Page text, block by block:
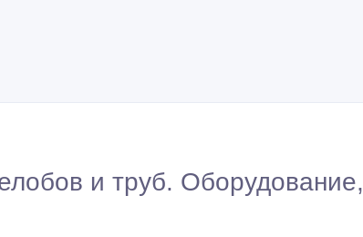
и труб. Оборудование,